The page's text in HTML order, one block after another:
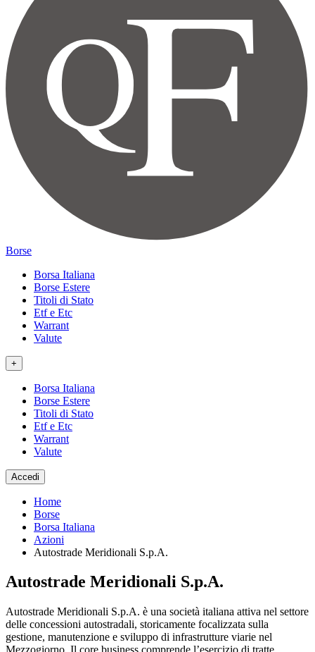
Borse
Borsa Italiana
Borse Estere
Titoli di Stato
Etf e Etc
Warrant
Valute
+
Borsa Italiana
Borse Estere
Titoli di Stato
Etf e Etc
Warrant
Valute
Accedi
Home
Borse
Borsa Italiana
Azioni
Autostrade Meridionali S.p.A.
Autostrade Meridionali S.p.A.
Autostrade Meridionali S.p.A. è una società italiana attiva nel settore
delle concessioni autostradali, storicamente focalizzata sulla
gestione, manutenzione e sviluppo di infrastrutture viarie nel